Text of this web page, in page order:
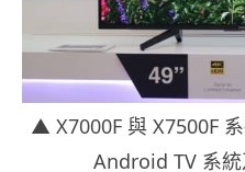
▲ X7000F 與 X7500F
Android TV 系統